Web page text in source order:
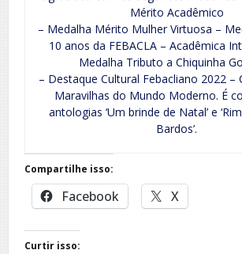
Mérito Acadêmico
– Medalha Mérito Mulher Virtuosa –
10 anos da FEBACLA – Acadêmica
Medalha Tributo a Chiquinha
– Destaque Cultural Febacliano 2022 –
Maravilhas do Mundo Moderno. É
antologias ‘Um brinde de Natal’ e
Bardos’.
Compartilhe isso:
Facebook X
Curtir isso: